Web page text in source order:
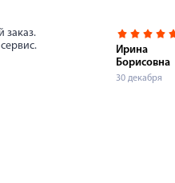
заказ.
Ирина
Борисовна
30 декабря